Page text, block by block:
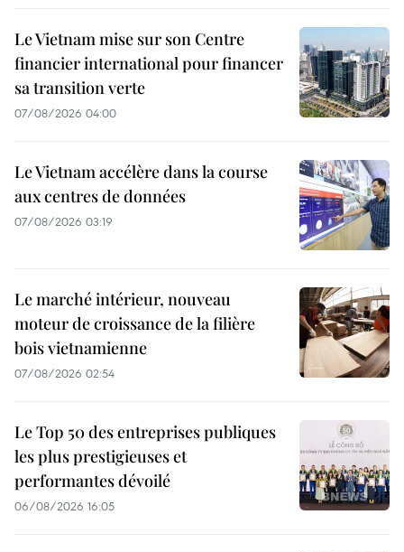
Le Vietnam mise sur son Centre
financier international pour financer
sa transition verte
07/08/2026 04:00
Le Vietnam accélère dans la course
aux centres de données
07/08/2026 03:19
Le marché intérieur, nouveau
moteur de croissance de la filière
bois vietnamienne
07/08/2026 02:54
Le Top 50 des entreprises publiques
les plus prestigieuses et
performantes dévoilé
06/08/2026 16:05